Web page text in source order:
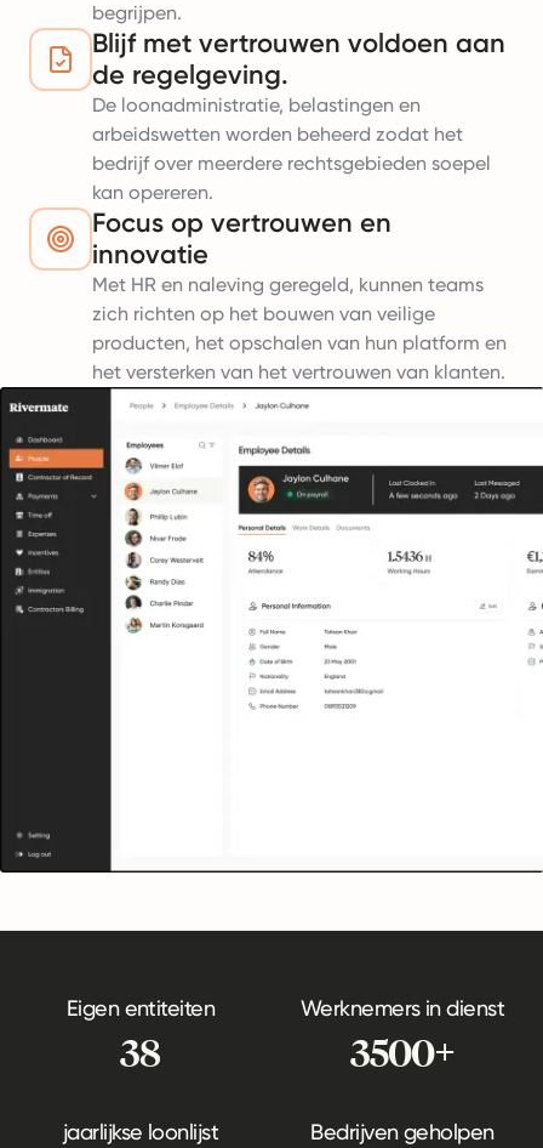
begrijpen.
Blijf met vertrouwen voldoen aan
de regelgeving.
De loonadministratie, belastingen en
arbeidswetten worden beheerd zodat het
bedrijf over meerdere rechtsgebieden soepel
kan opereren.
Focus op vertrouwen en
innovatie
Met HR en naleving geregeld, kunnen teams
zich richten op het bouwen van veilige
producten, het opschalen van hun platform en
het versterken van het vertrouwen van klanten.
Eigen entiteiten
38
Werknemers in dienst
3500+
jaarlijkse loonlijst Bedrijven geholpen